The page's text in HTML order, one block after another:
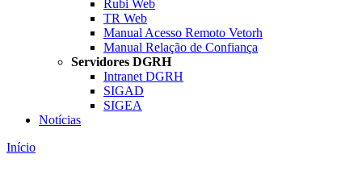
Rubi Web
TR Web
Manual Acesso Remoto Vetorh
Manual Relação de Confiança
Servidores DGRH
Intranet DGRH
SIGAD
SIGEA
Notícias
Início